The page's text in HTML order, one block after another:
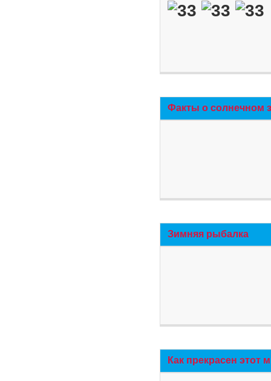
Факты о солнечном
Зимняя рыбалка
Как прекрасен этот